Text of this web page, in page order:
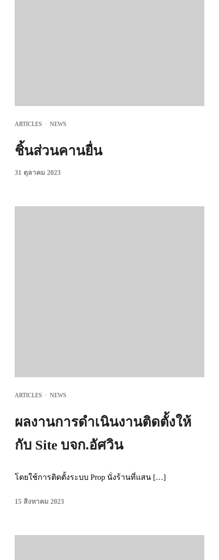
ARTICLES · NEWS
ชิ้นส่วนคานยื่น
31 ตุลาคม 2023
ARTICLES · NEWS
ผลงานการดำเนินงานติดตั้งให้
กับ Site บจก.อัศวิน
โดยใช้การติดตั้งระบบ Prop นั่งร้านที่แสน […]
15 สิงหาคม 2023